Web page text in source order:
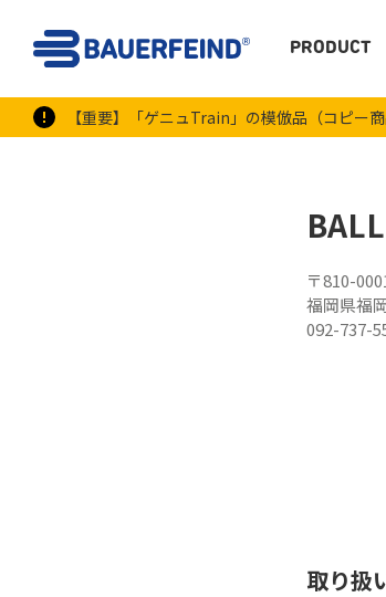
【重要】「ゲニュTrain」の模倣品（コピー
PRODUCT
〒810-
福岡県福
092-737-
取り扱